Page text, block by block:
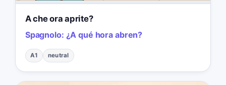
A che ora aprite?
Spagnolo: ¿A qué hora abren?
A1 neutral